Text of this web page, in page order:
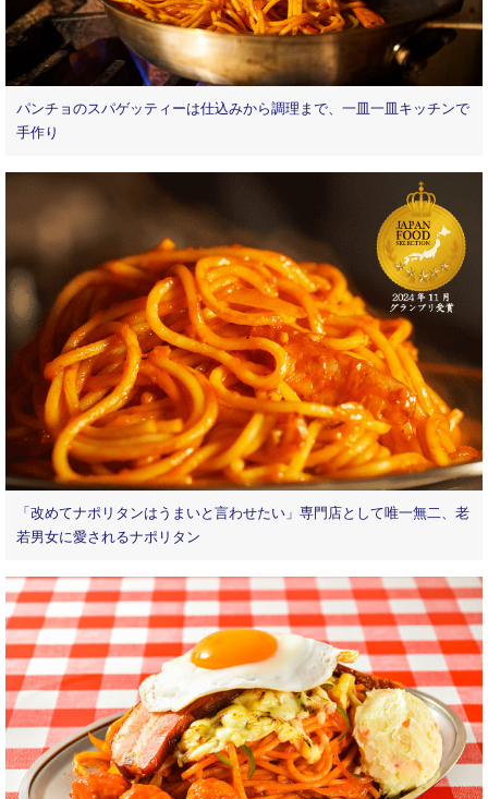
パンチョのスパゲッティーは仕込みから調理まで、一皿一皿キッチンで
手作り
「改めてナポリタンはうまいと言わせたい」専門店として唯一無二、老
若男女に愛されるナポリタン